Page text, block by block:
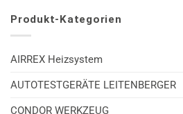
Produkt-Kategorien
AIRREX Heizsystem
AUTOTESTGERÄTE LEITENBERGER
CONDOR WERKZEUG